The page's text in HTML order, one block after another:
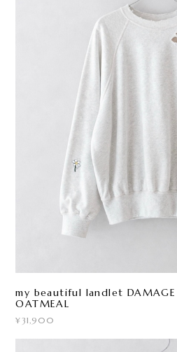
my beautiful landlet DAMAGE
OATMEAL
¥31,900